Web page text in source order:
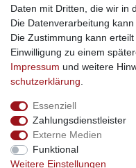
Daten mit Dritten, die wir in
Die Datenverarbeitung
Die Zustimmung kann
Einwilligung zu einem
Impressum und weitere
schutz­erklärung
Essenziell
Zahlungsdienstleister
Externe Medien
Funktional
Weitere Einstellungen